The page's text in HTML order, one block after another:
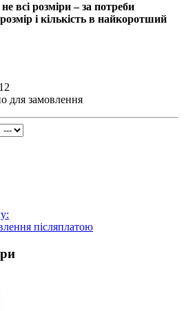
всі розміри – за потреби
і кількість в найкоротший
для замовлення
післяплатою